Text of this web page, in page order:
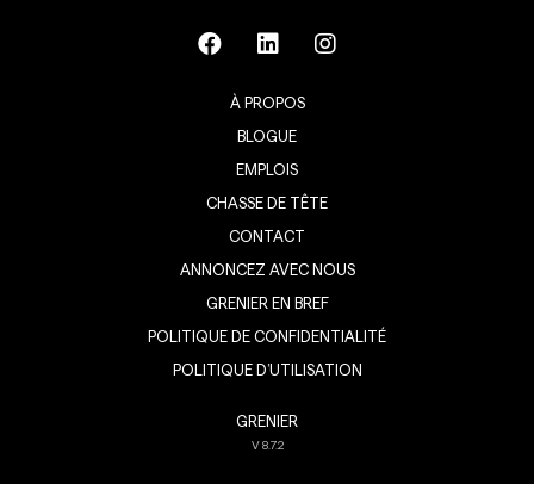
À PROPOS
BLOGUE
EMPLOIS
CHASSE DE TÊTE
CONTACT
ANNONCEZ AVEC NOUS
GRENIER EN BREF
POLITIQUE DE CONFIDENTIALITÉ
POLITIQUE D’UTILISATION
GRENIER
V8.7.2